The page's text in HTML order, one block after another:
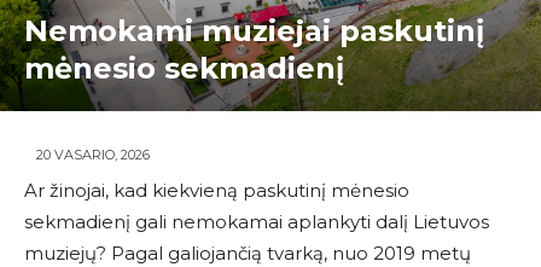
Nemokami muziejai paskutinį
mėnesio sekmadienį
20 VASARIO, 2026
Ar žinojai, kad kiekvieną paskutinį mėnesio
sekmadienį gali nemokamai aplankyti dalį Lietuvos
muziejų? Pagal galiojančią tvarką, nuo 2019 metų